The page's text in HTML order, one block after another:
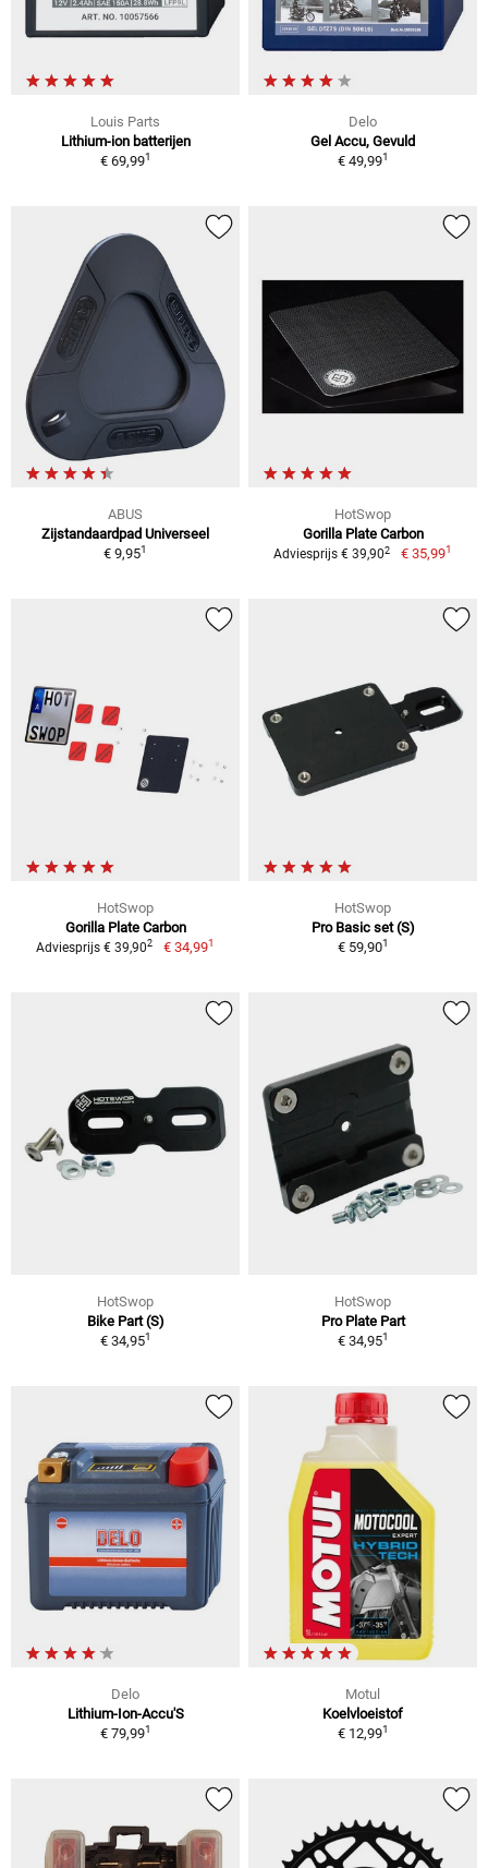
Louis Parts
Lithium-ion batterijen
€ 69,991
Delo
Gel Accu, Gevuld
€ 49,991
ABUS
Zijstandaardpad Universeel
€ 9,951
HotSwop
Gorilla Plate Carbon
Adviesprijs € 39,902 € 35,991
HotSwop
Gorilla Plate Carbon
Adviesprijs € 39,902 € 34,991
HotSwop
Pro Basic set (S)
€ 59,901
HotSwop
Bike Part (S)
€ 34,951
HotSwop
Pro Plate Part
€ 34,951
Delo
Lithium-Ion-Accu'S
€ 79,991
Motul
Koelvloeistof
€ 12,991